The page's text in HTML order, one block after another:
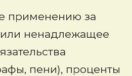
за
ненадлежащее
пени), проценты